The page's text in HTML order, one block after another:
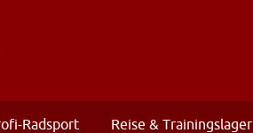
Radsport Reise & Trainingslager